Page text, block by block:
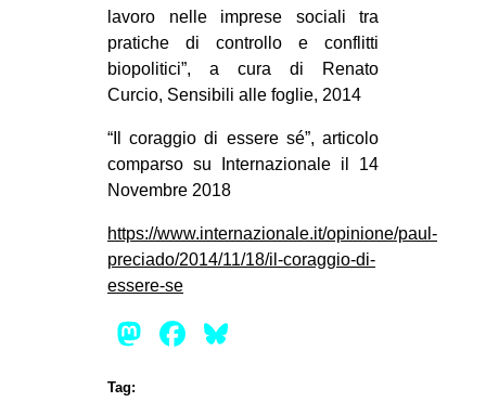
lavoro nelle imprese sociali tra
pratiche di controllo e conflitti
biopolitici”, a cura di Renato
Curcio, Sensibili alle foglie, 2014
“Il coraggio di essere sé”, articolo
comparso su Internazionale il 14
Novembre 2018
https://www.internazionale.it/opinione/paul-
preciado/2014/11/18/il-coraggio-di-
essere-se
Mastodon
Facebook
Tag: